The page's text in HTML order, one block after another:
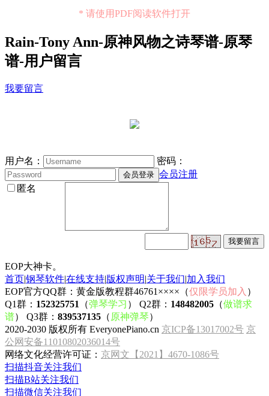
* 请使用PDF阅读软件打开
Rain-Tony Ann-原神风物之诗琴谱-原琴
谱-用户留言
我要留言
用户名：
密码：
会员注册
匿名
EOP大神卡。
首页 钢琴软件在线支持版权声明 关于我们 加入我们
EOP官方QQ群：黄金版教程群46761××××（仅限学员加入 ）
Q1群： 152325751 （弹琴学习 ） Q2群： 148482005 （做谱求
谱） Q3群： 839537135 （ 原神弹琴 ）
2020-2030 版权所有 EveryonePiano.cn 京ICP备13017002号 京
公网安备11010802036014号
网络文化经营许可证： 京网文【2021】4670-1086号
扫描抖音关注我们
扫描B站关注我们
扫描微信关注我们